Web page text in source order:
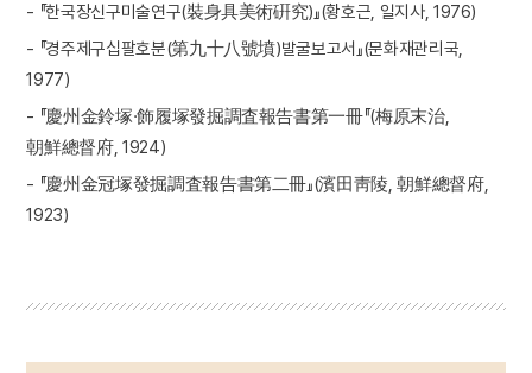
- 『한국장신구미술연구(裝身具美術硏究)』(황호근, 일지사, 1976)
- 『경주제구십팔호분(第九十八號墳)발굴보고서』(문화재관리국,
1977)
- 『慶州金鈴塚·飾履塚發掘調査報告書第一冊『(梅原末治,
朝鮮總督府, 1924)
- 『慶州金冠塚發掘調査報告書第二冊』(濱田靑陵, 朝鮮總督府,
1923)